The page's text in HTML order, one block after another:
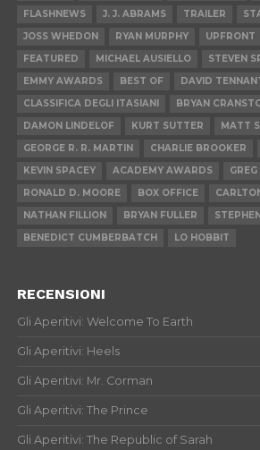
FLASHNEWS
J. J. ABRAMS TRAILER
JOSS WHEDON
RYAN MURPHY UPFRONT
FEATURED
MICHAEL AUSIELLO
STEVEN
EMMY AWARDS
BEST OF DAVID
CLASSIFICA DEGLI ITASIANI
BRYAN
DAMON LINDELOF
KURT SUTTER MATT
GEORGE R. R. MARTIN
CHARLIE BROOKER
KEVIN SPACEY
ACADEMY AWARDS
RONALD D. MOORE
BOX OFFICE
NATHAN FILLION
BRYAN FULLER
BENEDICT CUMBERBATCH
LO HOBBIT
RECENSIONI
Gli Aperitivi: Welcome To Earth
Gli Aperitivi: Heels
Gli Aperitivi: Mr. Corman
Gli Aperitivi: The Prince
Gli Aperitivi: The Republic of Sarah